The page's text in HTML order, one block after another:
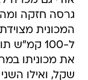
את מכוניתו
שקל, ואילו